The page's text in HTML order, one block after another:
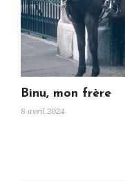
Binu, mon frère
8 avril 2024